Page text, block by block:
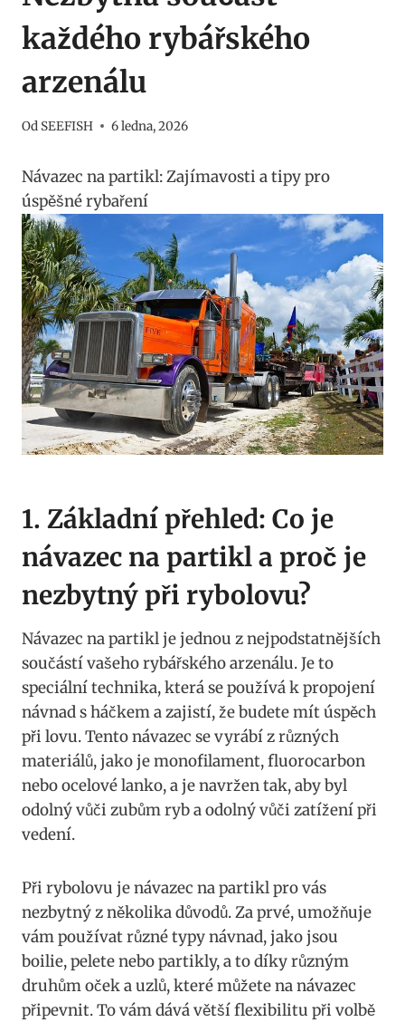
každého rybářského
arzenálu
Od SEEFISH 6 ledna, 2026
Návazec na partikl: Zajímavosti a tipy pro
úspěšné rybaření
1. Základní přehled: Co je
návazec na partikl a proč je
nezbytný při rybolovu?
Návazec⁣ na partikl je jednou z nejpodstatnějších
součástí vašeho rybářského arzenálu. Je to
speciální technika, která se používá k⁣ propojení
návnad s ⁤háčkem a zajistí, že budete mít úspěch
při lovu. Tento návazec se vyrábí z různých‌
materiálů, jako je monofilament, fluorocarbon⁢
nebo ocelové lanko, a je navržen tak, aby ​byl​
odolný⁤ vůči zubům ryb a odolný vůči zatížení při
vedení.
Při rybolovu je návazec na partikl ⁣pro vás
nezbytný z několika důvodů. Za prvé, umožňuje
vám používat ​různé typy návnad, jako jsou
boilie, pelete⁢ nebo partikly, a to díky různým
druhům oček a uzlů, které ‌můžete na návazec
připevnit. To vám‍ dává ​větší flexibilitu při volbě